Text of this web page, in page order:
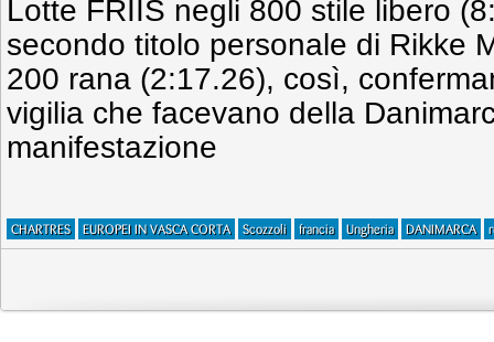
Lotte FRIIS negli 800 stile libero
secondo titolo personale di Rikke
200 rana (2:17.26), così,
vigilia che facevano della
manifestazione
CHARTRES EUROPEI IN VASCA CORTA Scozzoli francia Ungheria DANIMARCA